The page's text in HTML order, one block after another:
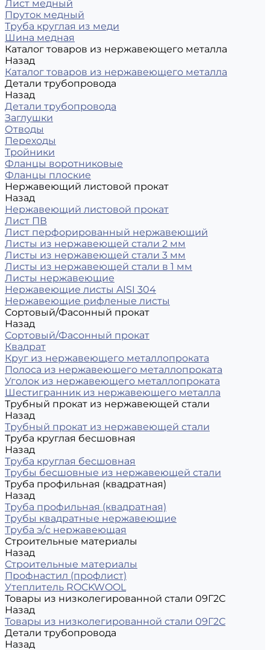
Лист медный
Пруток медный
Труба круглая из меди
Шина медная
Каталог товаров из нержавеющего металла
Назад
Каталог товаров из нержавеющего металла
Детали трубопровода
Назад
Детали трубопровода
Заглушки
Отводы
Переходы
Тройники
Фланцы воротниковые
Фланцы плоские
Нержавеющий листовой прокат
Назад
Нержавеющий листовой прокат
Лист ПВ
Лист перфорированный нержавеющий
Листы из нержавеющей стали 2 мм
Листы из нержавеющей стали 3 мм
Листы из нержавеющей стали в 1 мм
Листы нержавеющие
Нержавеющие листы AISI 304
Нержавеющие рифленые листы
Сортовый/Фасонный прокат
Назад
Сортовый/Фасонный прокат
Квадрат
Круг из нержавеющего металлопроката
Полоса из нержавеющего металлопроката
Уголок из нержавеющего металлопроката
Шестигранник из нержавеющего металла
Трубный прокат из нержавеющей стали
Назад
Трубный прокат из нержавеющей стали
Труба круглая бесшовная
Назад
Труба круглая бесшовная
Трубы бесшовные из нержавеющей стали
Труба профильная (квадратная)
Назад
Труба профильная (квадратная)
Трубы квадратные нержавеющие
Труба э/с нержавеющая
Строительные материалы
Назад
Строительные материалы
Профнастил (профлист)
Утеплитель ROCKWOOL
Товары из низколегированной стали 09Г2С
Назад
Товары из низколегированной стали 09Г2С
Детали трубопровода
Назад